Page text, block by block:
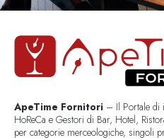
ApeTime Fornitori – Il Portale di
HoReCa e Gestori di Bar, Hotel,
per categorie merceologiche, singoli